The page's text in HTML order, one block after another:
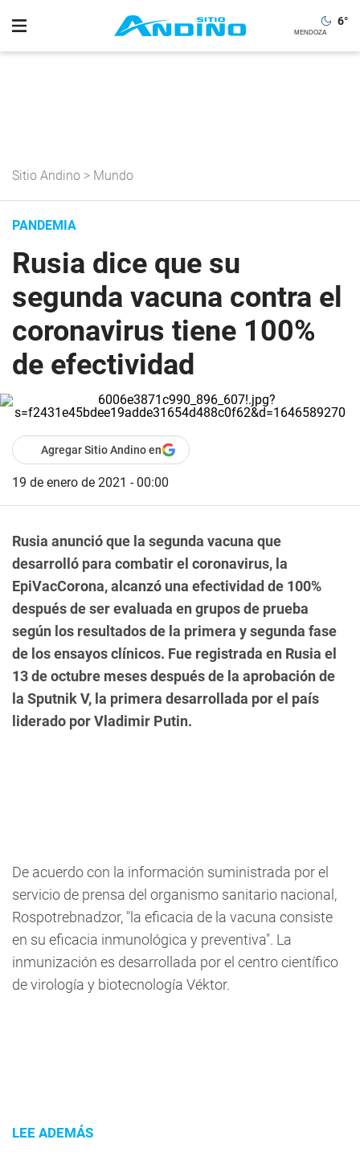
6°
Sitio Andino > Mundo
PANDEMIA
Rusia dice que su
segunda vacuna contra el
coronavirus tiene 100%
de efectividad
Agregar Sitio Andino en
19 de enero de 2021 - 00:00
Rusia anunció que la segunda vacuna que
desarrolló para combatir el coronavirus, la
EpiVacCorona, alcanzó una efectividad de 100%
después de ser evaluada en grupos de prueba
según los resultados de la primera y segunda fase
de los ensayos clínicos. Fue registrada en Rusia el
13 de octubre meses después de la aprobación de
la Sputnik V, la primera desarrollada por el país
liderado por Vladimir Putin.
De acuerdo con la información suministrada por el
servicio de prensa del organismo sanitario nacional,
Rospotrebnadzor, "la eficacia de la vacuna consiste
en su eficacia inmunológica y preventiva". La
inmunización es desarrollada por el centro científico
de virología y biotecnología Véktor.
LEE ADEMÁS